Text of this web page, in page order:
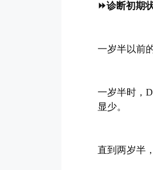
⏩诊断初期
一岁半以前
一岁半时，
显少。
直到两岁半